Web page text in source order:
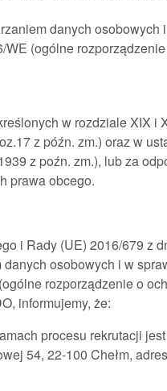
danych osobowych
WE (ogólne
w rozdziale XIX i
z późn. zm.) oraz w
z poźn. zm.), lub za
prawa obcego.
i Rady (UE) 2016/679 z
osobowych i w
rozporządzenie o
informujemy, że:
procesu rekrutacji
54, 22-100 Chełm,